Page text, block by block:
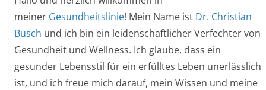
meiner Gesundheitslinie! Mein Name ist Dr. Christian
Busch und ich bin ein leidenschaftlicher Verfechter von
Gesundheit und Wellness. Ich glaube, dass ein
gesunder Lebensstil für ein erfülltes Leben unerlässlich
ist, und ich freue mich darauf, mein Wissen und meine